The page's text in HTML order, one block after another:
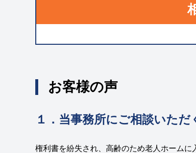
お客様の声
１．当事務所にご相談いた
権利書を紛失され、高齢のため老人ホーム